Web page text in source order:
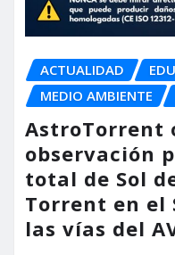
ACTUALIDAD
MEDIO AMBIENTE
AstroTorrent
observación
total de Sol
Torrent en el
las vías del